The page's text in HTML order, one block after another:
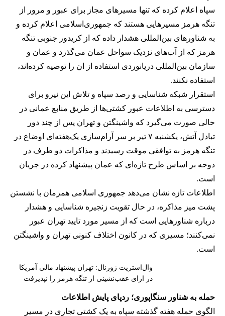
سپاه اعلام کرده که تنها مسیرهای مجاز برای عبور و مرور از
تنگه هرمز مسیرهایی هستند که جمهوری‌اسلامی اعلام کرده و
به شناورهای بین‌المللی هشدار داده که از کریدور جنوبی تنگه
هرمز که از آب‌های نزدیک سواحل عمان می‌گذرد و عمان و
سازمان بین‌المللی دریانوردی استفاده از ان را توصیه کرده‌اند،
استفاده نکنند.
استقرار شبکه شناسایی و رصد سپاه و تلاش این نیرو برای
دسترسی به اطلاعات عبور کشتی‌ها از طریق منابع عمانی در
حالی صورت می‌گیرد که واشینگتن و تهران پس از چند دور
تبادل آتش، یکشنبه ۷ تیر بر سر آرام‌سازی یک‌هفته‌ای اوضاع در
تنگه هرمز به توافقی موقت رسیدند و مذاکرات دو طرف در
دوحه بر اساس طرح تازه‌ای که عمان پیشنهاد کرده در جریان
است.
اطلاعات تازه نشان می‌دهد جمهوری اسلامی همزمان با نشستن
پشت میز مذاکره، در حال تقویت زنجیره شناسایی و هشدار
درباره شناورهایی است که از مسیر مورد تایید تهران عبور
نمی‌کنند؛ مسیری که در کانون اختلاف کنونی تهران و واشینگتن
است.
وال‌استریت ژورنال: تهران پیشنهاد مالی آمریکا
در ازای عقب‌نشینی از تنگه هرمز را نپذیرفت
حمله به شناور سنگاپوری؛ ردپای پایش اطلاعات
الگوی حمله هفته گذشته سپاه به یک کشتی تجاری در مسیر